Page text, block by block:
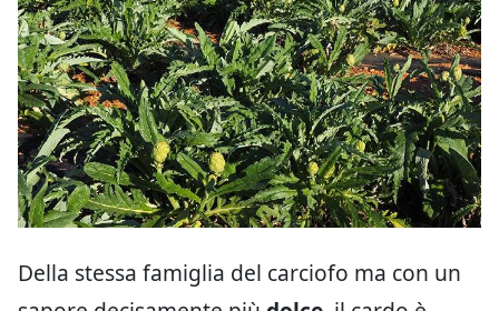
Della stessa famiglia del carciofo ma con un